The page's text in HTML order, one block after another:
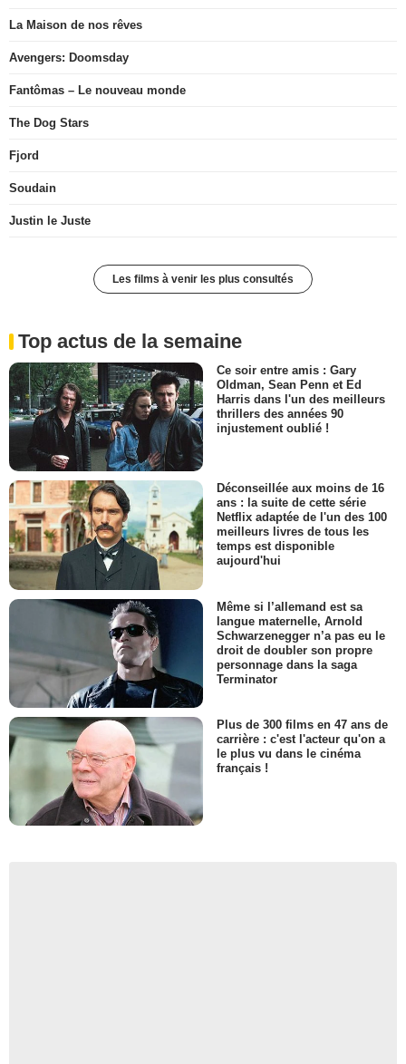
La Maison de nos rêves
Avengers: Doomsday
Fantômas – Le nouveau monde
The Dog Stars
Fjord
Soudain
Justin le Juste
Les films à venir les plus consultés
Top actus de la semaine
Ce soir entre amis : Gary
Oldman, Sean Penn et Ed
Harris dans l'un des meilleurs
thrillers des années 90
injustement oublié !
Déconseillée aux moins de 16
ans : la suite de cette série
Netflix adaptée de l'un des 100
meilleurs livres de tous les
temps est disponible
aujourd'hui
Même si l’allemand est sa
langue maternelle, Arnold
Schwarzenegger n’a pas eu le
droit de doubler son propre
personnage dans la saga
Terminator
Plus de 300 films en 47 ans de
carrière : c'est l'acteur qu'on a
le plus vu dans le cinéma
français !